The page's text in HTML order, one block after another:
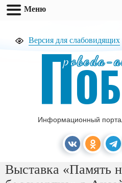
Версия для слабовидящих
pobeda-
П
Информационный
Выставка «Память
Меню